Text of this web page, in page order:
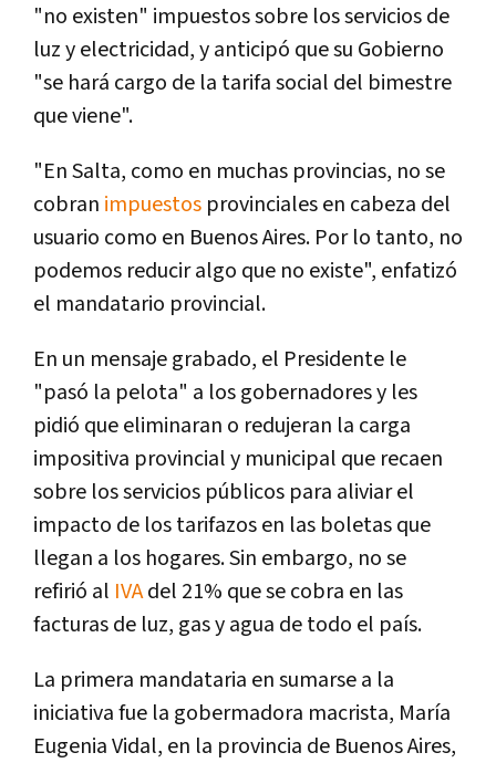
"no existen" impuestos sobre los servicios de
luz y electricidad, y anticipó que su Gobierno
"se hará cargo de la tarifa social del bimestre
que viene".
"En Salta, como en muchas provincias, no se
cobran impuestos provinciales en cabeza del
usuario como en Buenos Aires. Por lo tanto, no
podemos reducir algo que no existe", enfatizó
el mandatario provincial.
En un mensaje grabado, el Presidente le
"pasó la pelota" a los gobernadores y les
pidió que eliminaran o redujeran la carga
impositiva provincial y municipal que recaen
sobre los servicios públicos para aliviar el
impacto de los tarifazos en las boletas que
llegan a los hogares. Sin embargo, no se
refirió al IVAdel 21% que se cobra en las
facturas de luz, gas y agua de todo el paí­s.
La primera mandataria en sumarse a la
iniciativa fue la gobermadora macrista, Marí­a
Eugenia Vidal, en la provincia de Buenos Aires,